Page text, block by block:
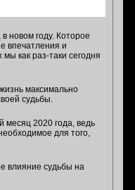
новом году. Которое
впечатления и
как раз-таки сегодня
максимально
судьбы.
месяц 2020 года, ведь
для того,
влияние судьбы на